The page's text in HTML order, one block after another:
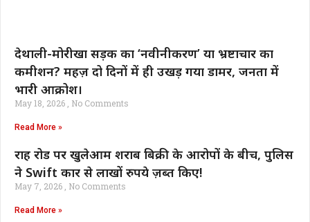
देथाली-मोरीखा सड़क का ‘नवीनीकरण’ या भ्रष्टाचार का
कमीशन? महज़ दो दिनों में ही उखड़ गया डामर, जनता में
भारी आक्रोश।
May 18, 2026 No Comments
Read More »
राह रोड पर खुलेआम शराब बिक्री के आरोपों के बीच, पुलिस
ने Swift कार से लाखों रुपये ज़ब्त किए!
May 7, 2026 No Comments
Read More »